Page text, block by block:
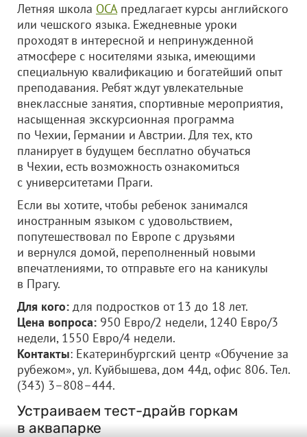
Летняя школа ОСАпредлагает курсы английского
или чешского языка. Ежедневные уроки
проходят в интересной и непринужденной
атмосфере с носителями языка, имеющими
специальную квалификацию и богатейший опыт
преподавания. Ребят ждут увлекательные
внеклассные занятия, спортивные мероприятия,
насыщенная экскурсионная программа
по Чехии, Германии и Австрии. Для тех, кто
планирует в будущем бесплатно обучаться
в Чехии, есть возможность ознакомиться
с университетами Праги.
Если вы хотите, чтобы ребенок занимался
иностранным языком с удовольствием,
попутешествовал по Европе с друзьями
и вернулся домой, переполненный новыми
впечатлениями, то отправьте его на каникулы
в Прагу.
Для кого: для подростков от 13 до 18 лет.
Цена вопроса: 950 Евро/2 недели, 1240 Евро/3
недели, 1550 Евро/4 недели.
Контакты: Екатеринбургский центр «Обучение за
рубежом», ул. Куйбышева, дом 44д, офис 806. Тел.
(343) 3–808–444.
Устраиваем тест-драйв горкам
в аквапарке